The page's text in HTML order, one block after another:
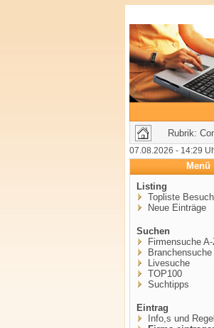
Rubrik:
07.08.2026 - 14:29
Menü
Listing
Topliste
Neue Einträge
Suchen
Firmensuche
Branchensuche
Livesuche
TOP100
Suchtipps
Eintrag
Info,s und